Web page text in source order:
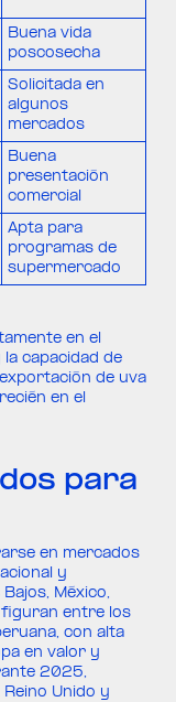
Buena vida
poscosecha
Solicitada en
algunos
mercados
Buena
presentación
comercial
Apta para
programas de
supermercado
en el
capacidad de
de uva
en el
para
en mercados
y
México,
figuran entre los
con alta
en valor y
2025,
Unido y